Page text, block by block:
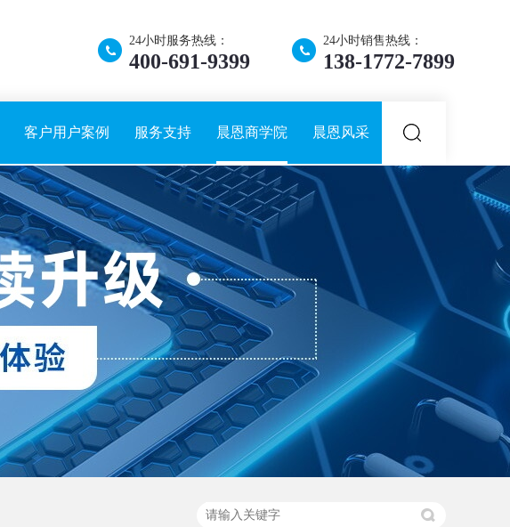
24小时服务热线：
400-691-9399
24小时销售热线：
138-1772-7899
客户用户案例 服务支持 晨恩商学院 晨恩风采